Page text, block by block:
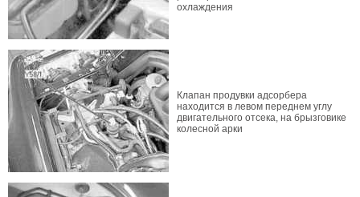
охлаждения
Клапан продувки адсорбера
находится в левом переднем углу
двигательного отсека, на брызговике
колесной арки